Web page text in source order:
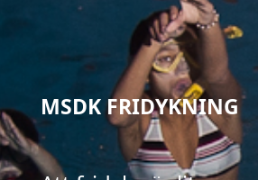
MSDK FRIDYKNING